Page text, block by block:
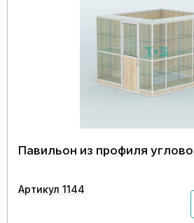
Павильон из профиля
Артикул 1144